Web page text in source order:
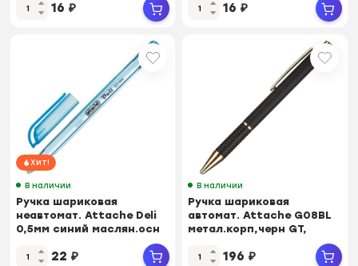
16 ₽ 16 ₽
Хит!
В наличии
Ручка шариковая
неавтомат. Attache Deli
0,5мм синий маслян.осн
22 ₽
В наличии
Ручка шариковая
автомат. Attache G08BL
метал.корп,черн GT,
196 ₽